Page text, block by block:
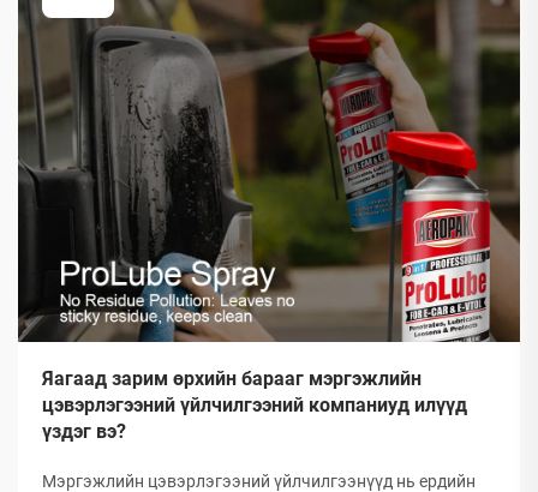
Яагаад зарим өрхийн барааг мэргэжлийн
цэвэрлэгээний үйлчилгээний компаниуд илүүд
үздэг вэ?
Мэргэжлийн цэвэрлэгээний үйлчилгээнүүд нь ердийн